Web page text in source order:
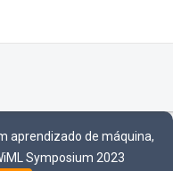
aprendizado de máquina,
Symposium 2023